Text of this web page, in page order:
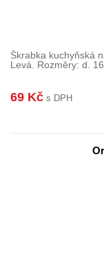
Škrabka kuchyňská
Levá. Rozměry: d.
69 Kč s DPH